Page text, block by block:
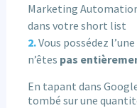
Marketing
dans votre short list
Vous possédez
n’êtes pas
En tapant dans
tombé sur une